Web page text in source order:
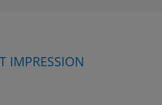
IMPRESSION